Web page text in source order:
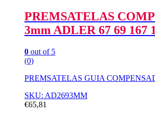
PREMSATELAS
3mm ADLER 67 69 167
0 out of 5
(0)
PREMSATELAS GUIA
SKU: AD2693MM
€65,81